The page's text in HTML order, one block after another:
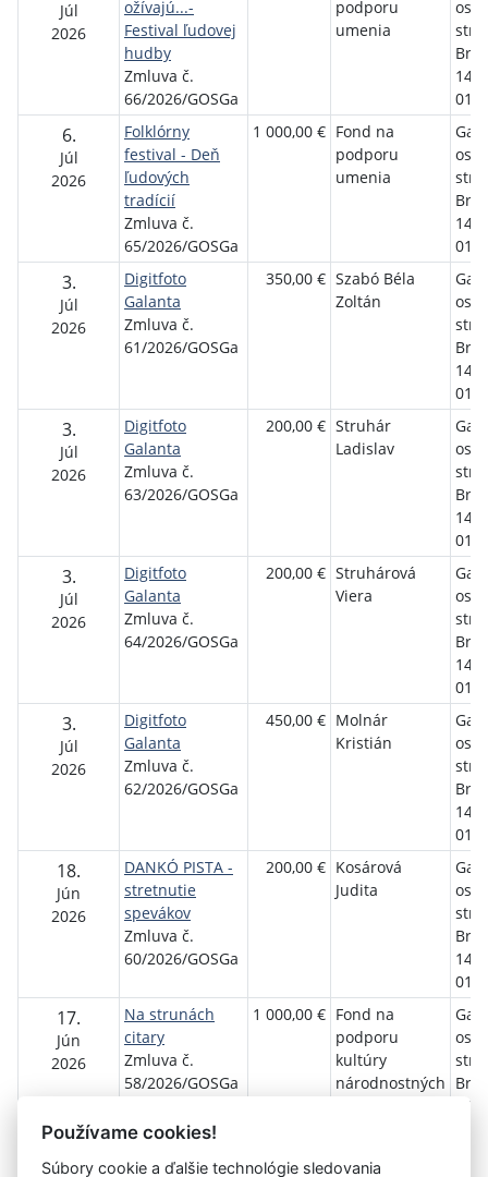
Júl
2026
ožívajú...-
Festival ľudovej
hudby
Zmluva č.
66/2026/GOSGa
podporu
umenia
01
6.
Júl
2026
Folklórny
festival - Deň
ľudových
tradícií
Zmluva č.
65/2026/GOSGa
1 000,00 € Fond na
podporu
umenia
01
3.
Júl
2026
Digitfoto
Galanta
Zmluva č.
61/2026/GOSGa
350,00 € Szabó Béla
Zoltán
01
3.
Júl
2026
Digitfoto
Galanta
Zmluva č.
63/2026/GOSGa
200,00 € Struhár
Ladislav
01
3.
Júl
2026
Digitfoto
Galanta
Zmluva č.
64/2026/GOSGa
200,00 € Struhárová
Viera
01
3.
Júl
2026
Digitfoto
Galanta
Zmluva č.
62/2026/GOSGa
450,00 € Molnár
Kristián
01
18.
Jún
2026
DANKÓ PISTA -
stretnutie
spevákov
Zmluva č.
60/2026/GOSGa
200,00 € Kosárová
Judita
01
17.
Jún
2026
Na strunách
citary
Zmluva č.
58/2026/GOSGa
1 000,00 € Fond na
podporu
kultúry
národnostných
Používame cookies!
Súbory cookie a ďalšie technológie sledovania